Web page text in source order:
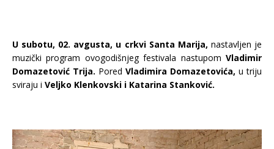
U subotu, 02. avgusta, u crkvi Santa Marija, nastavljen je
muzički program ovogodišnjeg festivala nastupom Vladimir
Domazetović Trija. Pored Vladimira Domazetovića, u triju
sviraju i Veljko Klenkovski i Katarina Stanković.